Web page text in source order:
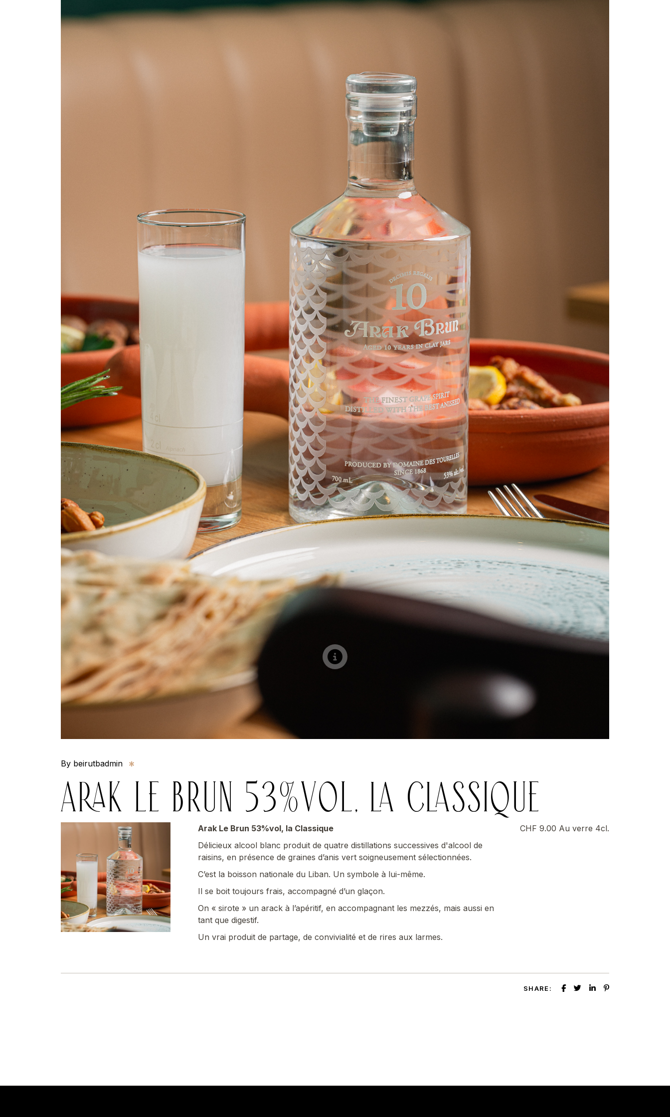
By beirutbadmin
ARAK LE BRUN 53%VOL, LA CLASSIQUE
Arak Le Brun 53%vol, la Classique
CHF 9.00 Au verre 4cl.
Délicieux alcool blanc produit de quatre distillations successives d'alcool de
raisins, en présence de graines d’anis vert soigneusement sélectionnées.
C’est la boisson nationale du Liban. Un symbole à lui-même.
Il se boit toujours frais, accompagné d’un glaçon.
On « sirote » un arack à l’apéritif, en accompagnant les mezzés, mais aussi en
tant que digestif.
Un vrai produit de partage, de convivialité et de rires aux larmes.
SHARE: